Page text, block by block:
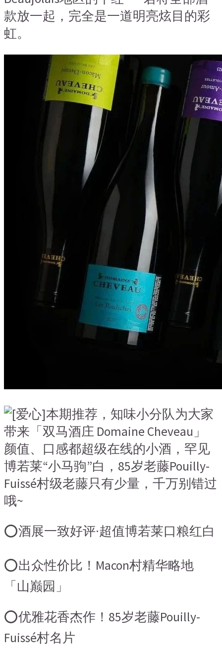
款放一起，完全是一道明亮炫目的彩
虹。
本期推荐，知味小分队为大家
带来「双马酒庄 Domaine Cheveau」
颜值、口感都超级在线的小酒，罕见
博若莱“小马驹”白，85岁老藤Pouilly-
Fuissé村级老藤只有少量，千万别错过
哦~
⭕酒展一致好评·超值博若莱口粮红白‍‍‍‍‍‍‍‍‍‍‍‍
⭕出众性价比！Macon村精华略地
「山巅园」
⭕优雅花香杰作！85岁老藤Pouilly-
Fuissé村名片